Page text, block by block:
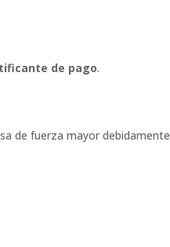
de pago.
de fuerza mayor debidamente